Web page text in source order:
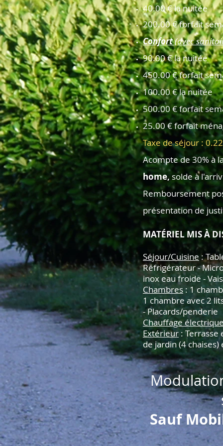
40.00 € la nuitée
200.00 € forfait
Confort(avec
90.00 €la nuitée
450.00 €forfait
100.00 € la nuitée
500.00 € forfait
25.00 € forfait
Taxe de séjour :
Acompte de 30% à
home, solde à
Remboursement
présentation de
MATÉRIEL MIS À
Séjour/Cuisine :
Réfrigérateur -
inox eau froide -
Chambres : 1
1 chambre avec 2
- Placards/penderie
Chauffage
Extérieur : Terrasse
de jardin (4 chaises)
Sauf